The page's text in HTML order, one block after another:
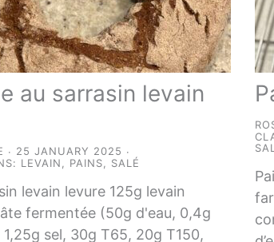
au sarrasin levain
25 JANUARY 2025
LEVAIN PAINS SALÉ
levain levure 125g levain
fermentée (50g d'eau, 0,4g
sel, 30g T65, 20g T150,